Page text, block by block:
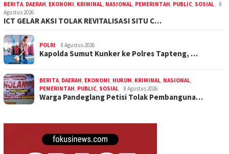
BERITA, DAERAH, EKONOMI, KRIMINAL, NASIONAL, PEMERINTAH, PUBLIC, SOSIAL
8
Agustus 2026
ICT GELAR AKSI TOLAK REVITALISASI SITU C…
POLRI 8 Agustus 2026
Kapolda Sumut Kunker ke Polres Tapteng, …
BERITA, DAERAH, EKONOMI, HUKUM, KRIMINAL, NASIONAL,
PEMERINTAH, PUBLIC, SOSIAL 8 Agustus 2026
Warga Pandeglang Petisi Tolak Pembanguna…